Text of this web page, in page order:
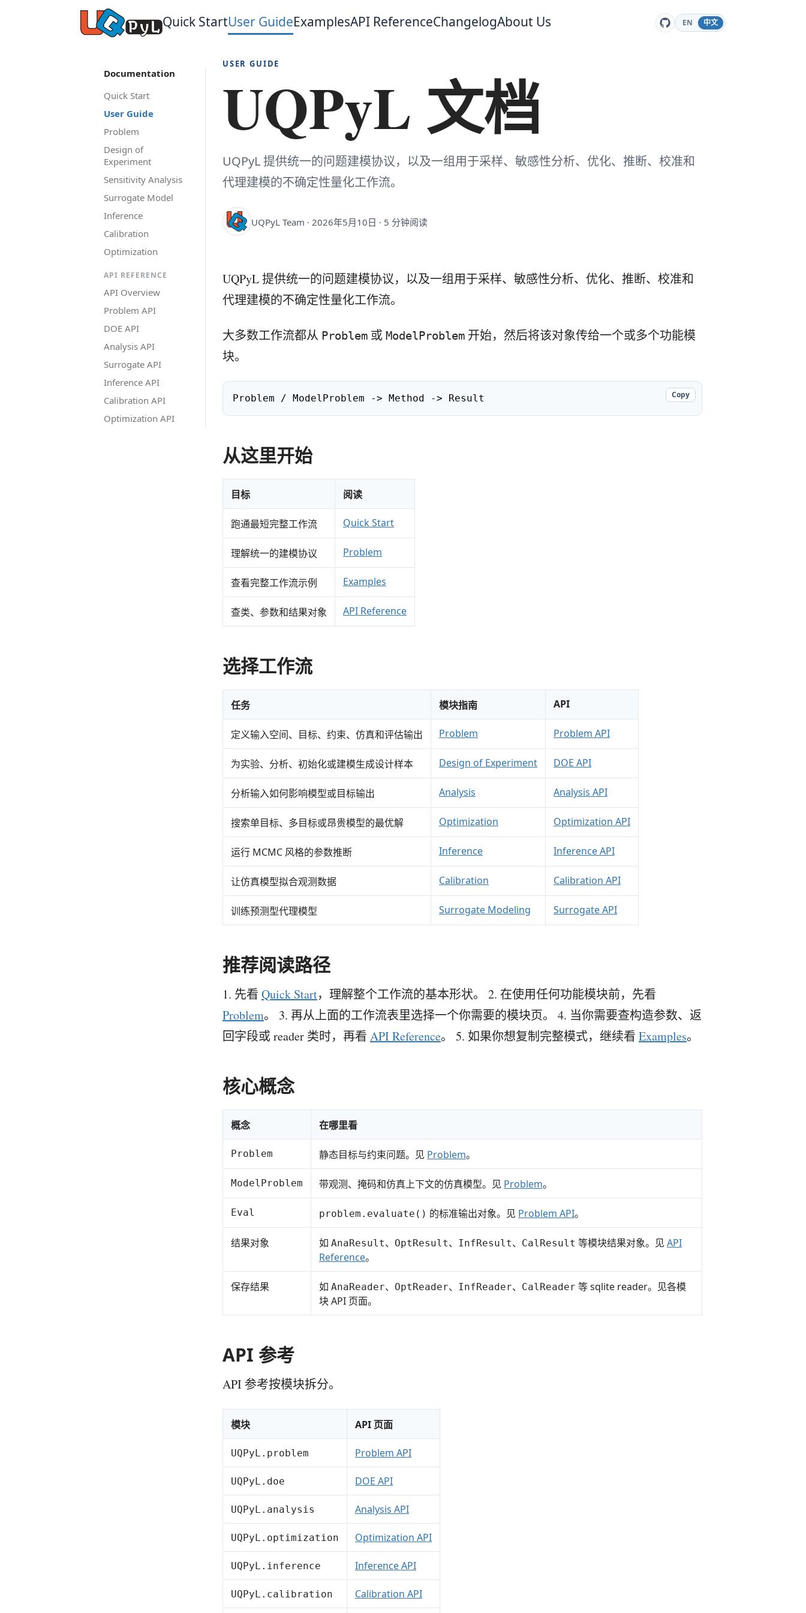
Quick StartUser GuideExamplesAPI ReferenceChangelogAbout Us EN 中文
Documentation
Quick Start
User Guide
Problem
Design of
Experiment
Sensitivity Analysis
Surrogate Model
Inference
Calibration
Optimization
API REFERENCE
API Overview
Problem API
DOE API
Analysis API
Surrogate API
Inference API
Calibration API
Optimization API
USER GUIDE
UQPyL 文档
UQPyL 提供统一的问题建模协议，以及一组用于采样、敏感性分析、优化、推断、校准和
代理建模的不确定性量化工作流。
UQPyL Team · 2026年5月10日 · 5 分钟阅读
UQPyL 提供统一的问题建模协议，以及一组用于采样、敏感性分析、优化、推断、校准和
代理建模的不确定性量化工作流。
大多数工作流都从 Problem 或 ModelProblem 开始，然后将该对象传给一个或多个功能模
块。
Problem / ModelProblem -> Method -> Result Copy
从这里开始
目标 阅读
跑通最短完整工作流 Quick Start
理解统一的建模协议 Problem
查看完整工作流示例 Examples
查类、参数和结果对象 API Reference
选择工作流
任务 模块指南 API
定义输入空间、目标、约束、仿真和评估输出 Problem Problem API
为实验、分析、初始化或建模生成设计样本 Design of Experiment DOE API
分析输入如何影响模型或目标输出 Analysis Analysis API
搜索单目标、多目标或昂贵模型的最优解 Optimization Optimization API
运行 MCMC 风格的参数推断 Inference Inference API
让仿真模型拟合观测数据 Calibration Calibration API
训练预测型代理模型 Surrogate Modeling Surrogate API
推荐阅读路径
1. 先看 Quick Start，理解整个工作流的基本形状。 2. 在使用任何功能模块前，先看
Problem。 3. 再从上面的工作流表里选择一个你需要的模块页。 4. 当你需要查构造参数、返
回字段或 reader 类时，再看 API Reference。 5. 如果你想复制完整模式，继续看 Examples。
核心概念
概念 在哪里看
Problem 静态目标与约束问题。见 Problem。
ModelProblem 带观测、掩码和仿真上下文的仿真模型。见 Problem。
Eval problem.evaluate() 的标准输出对象。见 Problem API。
结果对象 如 AnaResult、 OptResult、 InfResult、 CalResult 等模块结果对象。见 API
Reference。
保存结果 如 AnaReader、 OptReader、 InfReader、 CalReader 等 sqlite reader。见各模
块 API 页面。
API 参考
API 参考按模块拆分。
模块 API 页面
UQPyL.problem Problem API
UQPyL.doe DOE API
UQPyL.analysis Analysis API
UQPyL.optimization Optimization API
UQPyL.inference Inference API
UQPyL.calibration Calibration API